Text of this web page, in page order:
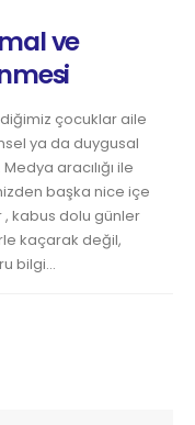
ve
çocuklar aile
ya da duygusal
aracılığı ile
başka nice içe
, kabus dolu günler
kaçarak değil,
bilgi...